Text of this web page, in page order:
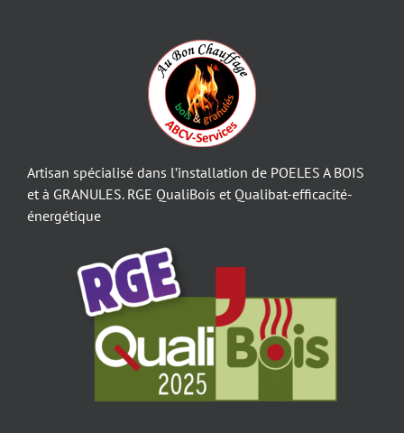
Artisan spécialisé dans l’installation de POELES A BOIS
et à GRANULES. RGE QualiBois et Qualibat-efficacité-
énergétique